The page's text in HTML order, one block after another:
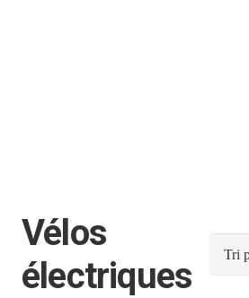
Vélos
électriques